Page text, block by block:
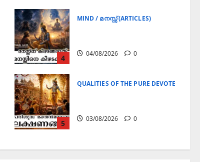
4
MIND / മനസ്സ് (ARTICLES)
04/08/2026 0
5
QUALITIES OF THE PURE DEVOTEE
03/08/2026 0